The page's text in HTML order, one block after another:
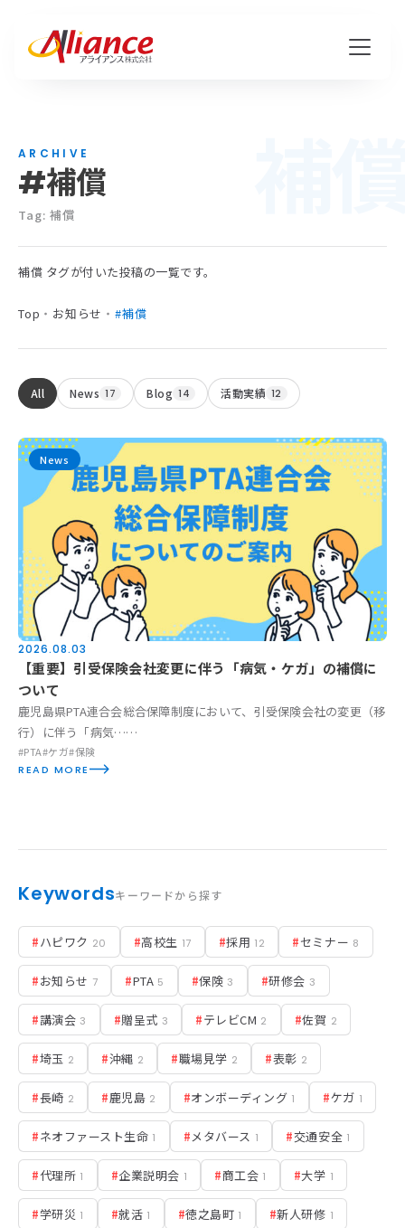
Mission・Vision・Value
会社概要
サービス
ハピワク・HR事業
保険代理店事業
お知らせ
Blog
News
採用情報
お問い合わせ
ARCHIVE
#補償
Tag: 補償
補償 タグが付いた投稿の一覧です。
Top ・ お知らせ ・#補償
All News 17 Blog 14 活動実績 12
News
2026.08.03
【重要】引受保険会社変更に伴う「病気・ケガ」の補償に
ついて
鹿児島県PTA連合会総合保障制度において、引受保険会社の変更（移
行）に伴う「病気……
#PTA#ケガ#保険
READ MORE
Keywordsキーワードから探す
#ハピワク 20 #高校生 17 #採用 12 #セミナー 8
#お知らせ 7 #PTA 5 #保険 3 #研修会 3
#講演会 3 #贈呈式 3 #テレビCM 2 #佐賀 2
#埼玉 2 #沖縄 2 #職場見学 2 #表彰 2
#長崎 2 #鹿児島 2 #オンボーディング 1 #ケガ 1
#ネオファースト生命 1 # メタバース 1 #交通安全 1
#代理所 1 #企業説明会 1 #商工会 1 #大学 1
#学研災 1 #就活 1 #徳之島町 1 #新人研修 1